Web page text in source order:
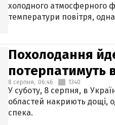
холодного атмосферного
температури повітря,
Похолодання
потерпатимуть
8 серпня, 06:46 1340
У суботу, 8 серпня, в
областей накриють дощі,
спека.